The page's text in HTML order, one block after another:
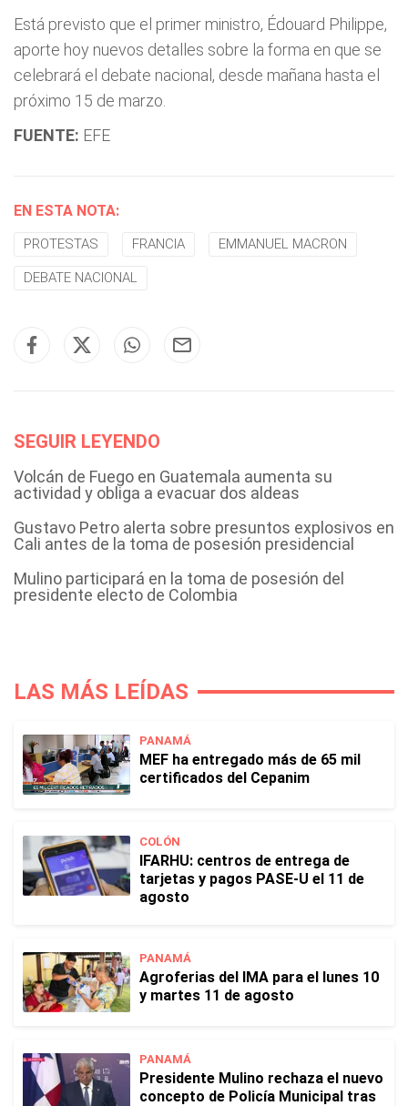
Está previsto que el primer ministro, Édouard Philippe,
aporte hoy nuevos detalles sobre la forma en que se
celebrará el debate nacional, desde mañana hasta el
próximo 15 de marzo.
FUENTE: EFE
EN ESTA NOTA:
PROTESTAS FRANCIA EMMANUEL MACRON
DEBATE NACIONAL
SEGUIR LEYENDO
Volcán de Fuego en Guatemala aumenta su
actividad y obliga a evacuar dos aldeas
Gustavo Petro alerta sobre presuntos explosivos en
Cali antes de la toma de posesión presidencial
Mulino participará en la toma de posesión del
presidente electo de Colombia
LAS MÁS LEÍDAS
PANAMÁ
MEF ha entregado más de 65 mil
certificados del Cepanim
COLÓN
IFARHU: centros de entrega de
tarjetas y pagos PASE-U el 11 de
agosto
PANAMÁ
Agroferias del IMA para el lunes 10
y martes 11 de agosto
PANAMÁ
Presidente Mulino rechaza el nuevo
concepto de Policía Municipal tras